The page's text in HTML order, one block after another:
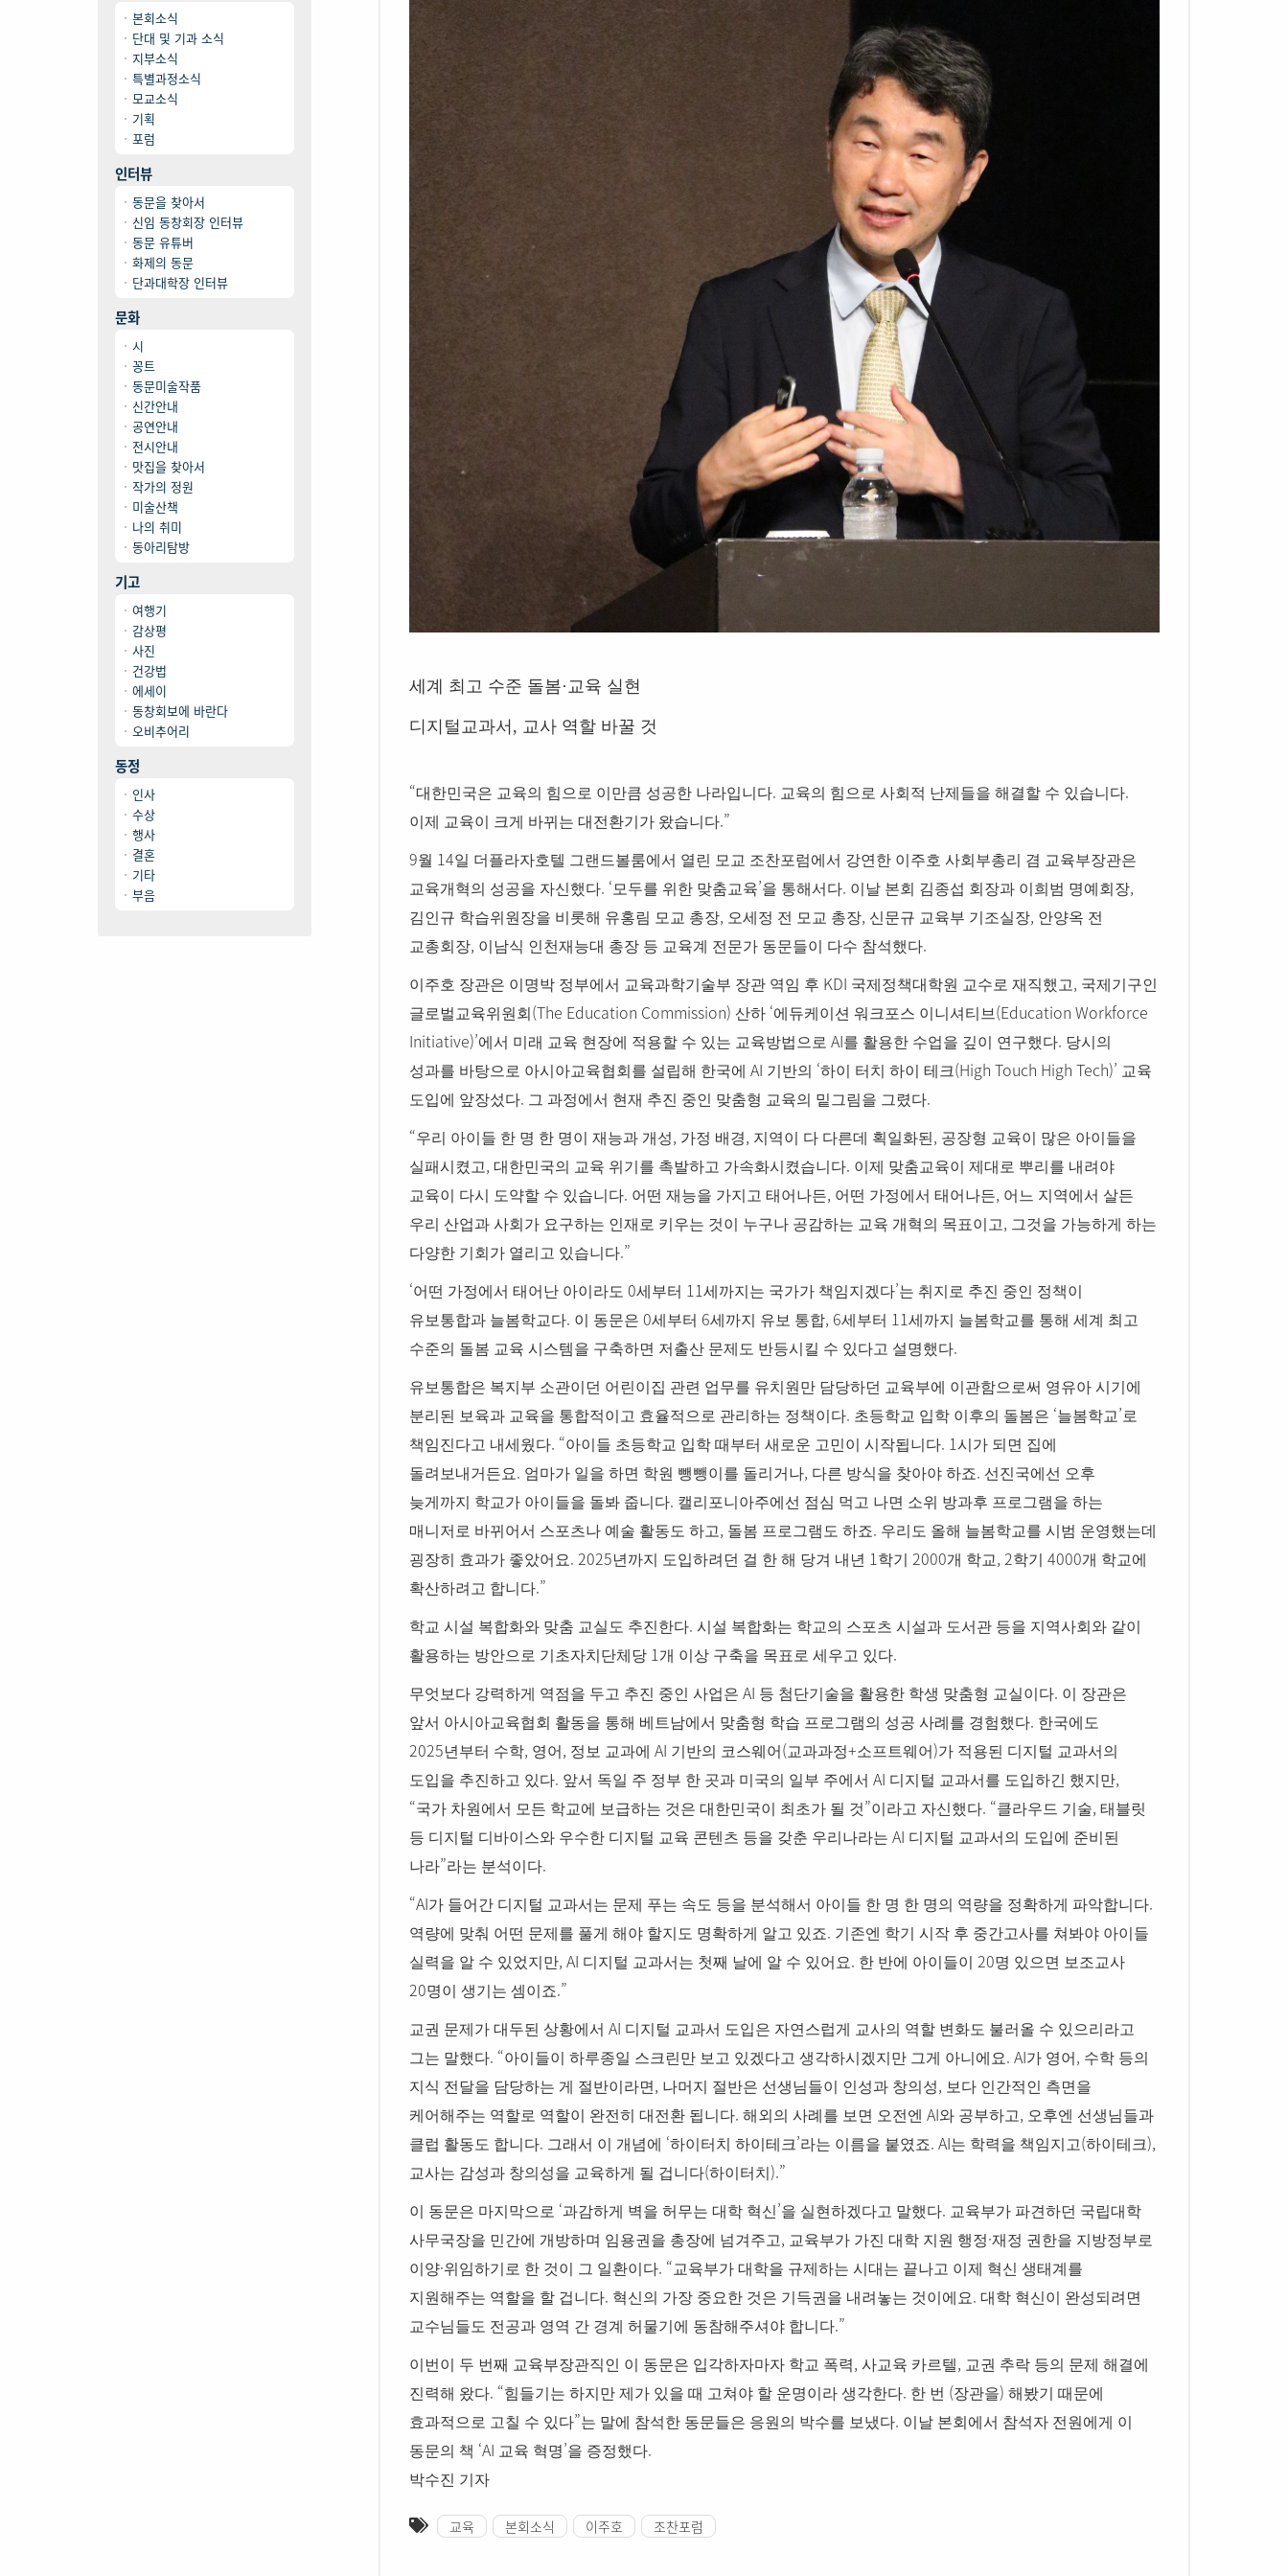
본회소식
단대 및 기과 소식
지부소식
특별과정소식
모교소식
기획
포럼
인터뷰
동문을 찾아서
신임 동창회장 인터뷰
동문 유튜버
화제의 동문
단과대학장 인터뷰
문화
시
꽁트
동문미술작품
신간안내
공연안내
전시안내
맛집을 찾아서
작가의 정원
미술산책
나의 취미
동아리탐방
기고
여행기
감상평
사진
건강법
에세이
동창회보에 바란다
오비추어리
동정
인사
수상
행사
결혼
기타
부음
세계 최고 수준 돌봄· 교육 실현
디지털교과서 , 교사 역할 바꿀 것
“대한민국은 교육의 힘으로 이만큼 성공한 나라입니다. 교육의 힘으로 사회적 난제들을 해결할 수 있습니다.
이제 교육이 크게 바뀌는 대전환기가 왔습니다.”
9월 14일 더플라자호텔 그랜드볼룸에서 열린 모교 조찬포럼에서 강연한 이주호 사회부총리 겸 교육부장관은
교육개혁의 성공을 자신했다. ‘ 모두를 위한 맞춤교육’을 통해서다. 이날 본회 김종섭 회장과 이희범 명예회장,
김인규 학습위원장을 비롯해 유홍림 모교 총장, 오세정 전 모교 총장, 신문규 교육부 기조실장, 안양옥 전
교총회장, 이남식 인천재능대 총장 등 교육계 전문가 동문들이 다수 참석했다.
이주호 장관은 이명박 정부에서 교육과학기술부 장관 역임 후 KDI 국제정책대학원 교수로 재직했고, 국제기구인
글로벌교육위원회 (The Education Commission) 산하 ‘에듀케이션 워크포스 이니셔티브 (Education Workforce
Initiative)’에서 미래 교육 현장에 적용할 수 있는 교육방법으로 AI를 활용한 수업을 깊이 연구했다. 당시의
성과를 바탕으로 아시아교육협회를 설립해 한국에 AI 기반의 ‘하이 터치 하이 테크(High Touch High Tech)’ 교육
도입에 앞장섰다. 그 과정에서 현재 추진 중인 맞춤형 교육의 밑그림을 그렸다.
“우리 아이들 한 명 한 명이 재능과 개성, 가정 배경, 지역이 다 다른데 획일화된 , 공장형 교육이 많은 아이들을
실패시켰고, 대한민국의 교육 위기를 촉발하고 가속화시켰습니다. 이제 맞춤교육이 제대로 뿌리를 내려야
교육이 다시 도약할 수 있습니다. 어떤 재능을 가지고 태어나든, 어떤 가정에서 태어나든, 어느 지역에서 살든
우리 산업과 사회가 요구하는 인재로 키우는 것이 누구나 공감하는 교육 개혁의 목표이고, 그것을 가능하게 하는
다양한 기회가 열리고 있습니다.”
‘어떤 가정에서 태어난 아이라도 0세부터 11세까지는 국가가 책임지겠다’는 취지로 추진 중인 정책이
유보통합과 늘봄학교다. 이 동문은 0세부터 6세까지 유보 통합, 6세부터 11세까지 늘봄학교를 통해 세계 최고
수준의 돌봄 교육 시스템을 구축하면 저출산 문제도 반등시킬 수 있다고 설명했다.
유보통합은 복지부 소관이던 어린이집 관련 업무를 유치원만 담당하던 교육부에 이관함으로써 영유아 시기에
분리된 보육과 교육을 통합적이고 효율적으로 관리하는 정책이다. 초등학교 입학 이후의 돌봄은 ‘늘봄학교’ 로
책임진다고 내세웠다. “아이들 초등학교 입학 때부터 새로운 고민이 시작됩니다. 1시가 되면 집에
돌려보내거든요. 엄마가 일을 하면 학원 뺑뺑이를 돌리거나, 다른 방식을 찾아야 하죠. 선진국에선 오후
늦게까지 학교가 아이들을 돌봐 줍니다. 캘리포니아주에선 점심 먹고 나면 소위 방과후 프로그램을 하는
매니저로 바뀌어서 스포츠나 예술 활동도 하고, 돌봄 프로그램도 하죠. 우리도 올해 늘봄학교를 시범 운영했는데
굉장히 효과가 좋았어요. 2025년까지 도입하려던 걸 한 해 당겨 내년 1학기 2000개 학교, 2학기 4000개 학교에
확산하려고 합니다.”
학교 시설 복합화와 맞춤 교실도 추진한다. 시설 복합화는 학교의 스포츠 시설과 도서관 등을 지역사회와 같이
활용하는 방안으로 기초자치단체당 1개 이상 구축을 목표로 세우고 있다.
무엇보다 강력하게 역점을 두고 추진 중인 사업은 AI 등 첨단기술을 활용한 학생 맞춤형 교실이다. 이 장관은
앞서 아시아교육협회 활동을 통해 베트남에서 맞춤형 학습 프로그램의 성공 사례를 경험했다. 한국에도
2025년부터 수학, 영어 , 정보 교과에 AI 기반의 코스웨어 (교과과정+소프트웨어)가 적용된 디지털 교과서의
도입을 추진하고 있다. 앞서 독일 주 정부 한 곳과 미국의 일부 주에서 AI 디지털 교과서를 도입하긴 했지만,
“국가 차원에서 모든 학교에 보급하는 것은 대한민국이 최초가 될 것”이라고 자신했다. “클라우드 기술, 태블릿
등 디지털 디바이스와 우수한 디지털 교육 콘텐츠 등을 갖춘 우리나라는 AI 디지털 교과서의 도입에 준비된
나라”라는 분석이다.
“AI가 들어간 디지털 교과서는 문제 푸는 속도 등을 분석해서 아이들 한 명 한 명의 역량을 정확하게 파악합니다.
역량에 맞춰 어떤 문제를 풀게 해야 할지도 명확하게 알고 있죠. 기존엔 학기 시작 후 중간고사를 쳐봐야 아이들
실력을 알 수 있었지만, AI 디지털 교과서는 첫째 날에 알 수 있어요. 한 반에 아이들이 20명 있으면 보조교사
20명이 생기는 셈이죠.”
교권 문제가 대두된 상황에서 AI 디지털 교과서 도입은 자연스럽게 교사의 역할 변화도 불러올 수 있으리라고
그는 말했다. “아이들이 하루종일 스크린만 보고 있겠다고 생각하시겠지만 그게 아니에요. AI가 영어 , 수학 등의
지식 전달을 담당하는 게 절반이라면 , 나머지 절반은 선생님들이 인성과 창의성, 보다 인간적인 측면을
케어해주는 역할로 역할이 완전히 대전환 됩니다. 해외의 사례를 보면 오전엔 AI와 공부하고, 오후엔 선생님들과
클럽 활동도 합니다. 그래서 이 개념에 ‘하이터치 하이테크’라는 이름을 붙였죠. AI는 학력을 책임지고(하이테크),
교사는 감성과 창의성을 교육하게 될 겁니다(하이터치 ).”
이 동문은 마지막으로 ‘과감하게 벽을 허무는 대학 혁신’을 실현하겠다고 말했다. 교육부가 파견하던 국립대학
사무국장을 민간에 개방하며 임용권을 총장에 넘겨주고, 교육부가 가진 대학 지원 행정·재정 권한을 지방정부로
이양·위임하기로 한 것이 그 일환이다. “교육부가 대학을 규제하는 시대는 끝나고 이제 혁신 생태계를
지원해주는 역할을 할 겁니다. 혁신의 가장 중요한 것은 기득권을 내려놓는 것이에요. 대학 혁신이 완성되려면
교수님들도 전공과 영역 간 경계 허물기에 동참해주셔야 합니다.”
이번이 두 번째 교육부장관직인 이 동문은 입각하자마자 학교 폭력, 사교육 카르텔, 교권 추락 등의 문제 해결에
진력해 왔다. “힘들기는 하지만 제가 있을 때 고쳐야 할 운명이라 생각한다. 한 번 (장관을) 해봤기 때문에
효과적으로 고칠 수 있다”는 말에 참석한 동문들은 응원의 박수를 보냈다. 이날 본회에서 참석자 전원에게 이
동문의 책 ‘AI 교육 혁명’을 증정했다.
박수진 기자
교육 본회소식 이주호 조찬포럼